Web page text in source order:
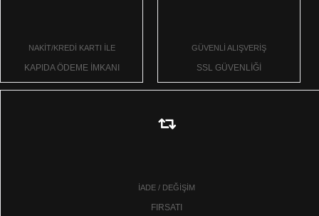
NAKİT/KREDİ KARTI İLE
KAPIDA ÖDEME İMKANI
GÜVENLİ ALIŞVERİŞ
SSL GÜVENLİĞİ
İADE / DEĞİŞİM
FIRSATI